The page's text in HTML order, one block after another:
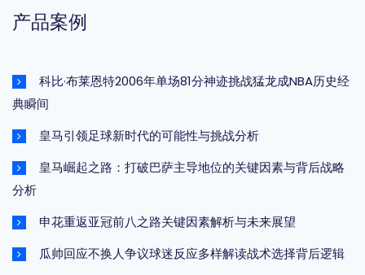
产品案例
科比·布莱恩特2006年单场81分神迹挑战猛龙成NBA历史经
典瞬间
皇马引领足球新时代的可能性与挑战分析
皇马崛起之路：打破巴萨主导地位的关键因素与背后战略
分析
申花重返亚冠前八之路关键因素解析与未来展望
瓜帅回应不换人争议球迷反应多样解读战术选择背后逻辑